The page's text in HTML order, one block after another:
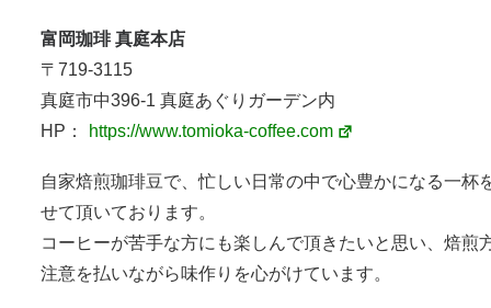
富岡珈琲 真庭本店
〒719-3115
真庭市中396-1 真庭あぐりガーデン内
HP：
https://www.tomioka-coffee.com
自家焙煎珈琲豆で、忙しい日常の中で心豊かになる一杯
せて頂いております。
コーヒーが苦手な方にも楽しんで頂きたいと思い、焙煎
注意を払いながら味作りを心がけています。